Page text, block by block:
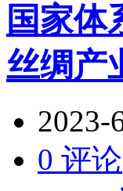
国家体
丝绸产
2023-
0 评论